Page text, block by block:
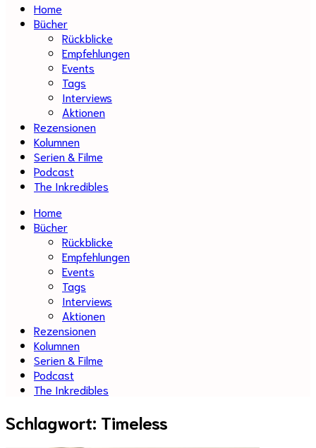
Home
Bücher
Rückblicke
Empfehlungen
Events
Tags
Interviews
Aktionen
Rezensionen
Kolumnen
Serien & Filme
Podcast
The Inkredibles
Home
Bücher
Rückblicke
Empfehlungen
Events
Tags
Interviews
Aktionen
Rezensionen
Kolumnen
Serien & Filme
Podcast
The Inkredibles
Schlagwort: Timeless